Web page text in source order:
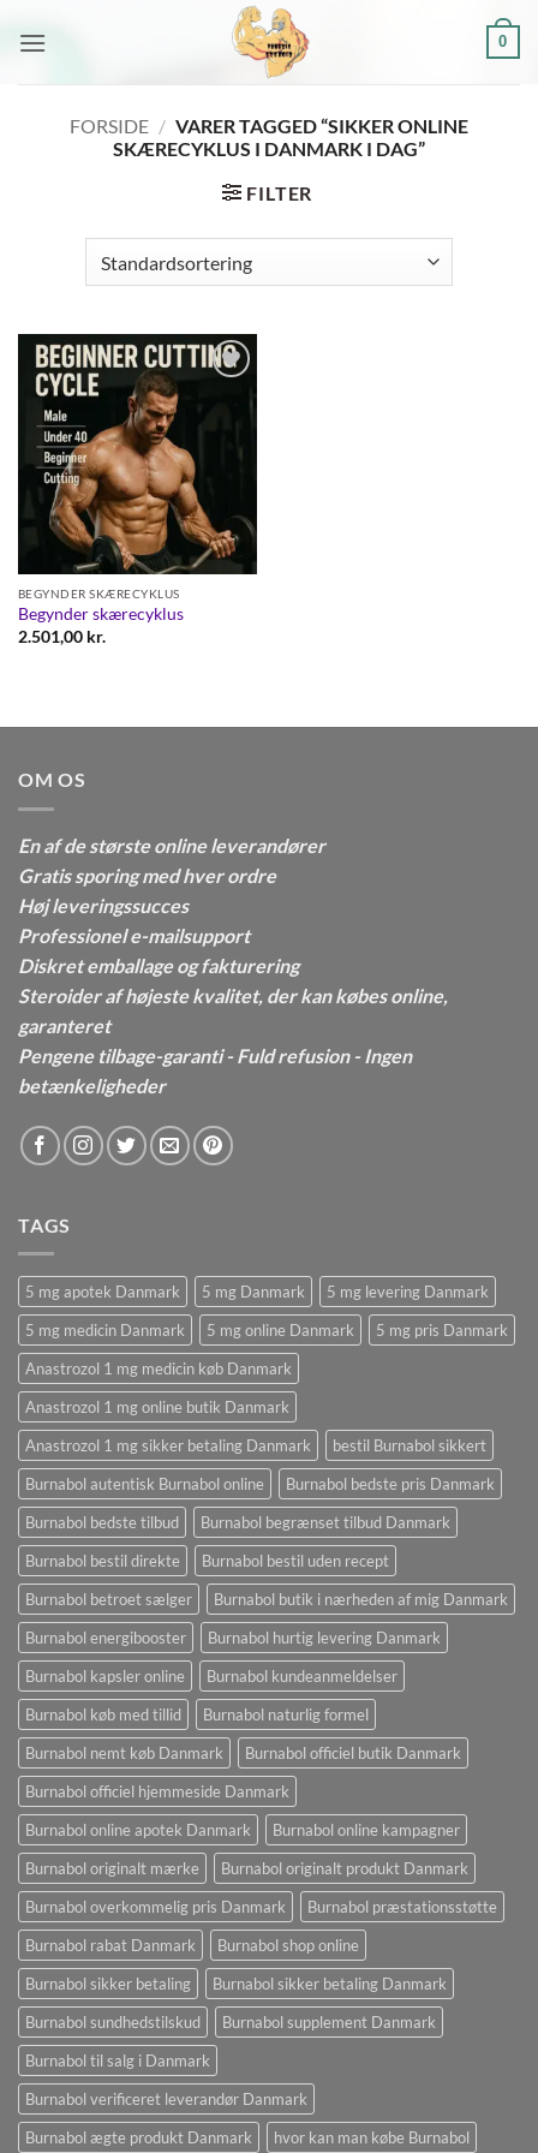
0
FORSIDE / VARER TAGGED “SIKKER ONLINE
SKÆRECYKLUS I DANMARK I DAG”
FILTER
BEGYNDER SKÆRECYKLUS
Begynder skærecyklus
2.501,00 kr.
OM OS
En af de største online leverandører
Gratis sporing med hver ordre
Høj leveringssucces
Professionel e-mailsupport
Diskret emballage og fakturering
Steroider af højeste kvalitet, der kan købes online,
garanteret
Pengene tilbage-garanti - Fuld refusion - Ingen
betænkeligheder
TAGS
5 mg apotek Danmark 5 mg Danmark
5 mg levering Danmark
5 mg medicin Danmark
5 mg online Danmark
5 mg pris Danmark
Anastrozol 1 mg medicin køb Danmark
Anastrozol 1 mg online butik Danmark
Anastrozol 1 mg sikker betaling Danmark
bestil Burnabol sikkert
Burnabol autentisk Burnabol online
Burnabol bedste pris Danmark
Burnabol bedste tilbud
Burnabol begrænset tilbud Danmark
Burnabol bestil direkte
Burnabol bestil uden recept
Burnabol betroet sælger
Burnabol butik i nærheden af ​​mig Danmark
Burnabol energibooster
Burnabol hurtig levering Danmark
Burnabol kapsler online
Burnabol kundeanmeldelser
Burnabol køb med tillid
Burnabol naturlig formel
Burnabol nemt køb Danmark
Burnabol officiel butik Danmark
Burnabol officiel hjemmeside Danmark
Burnabol online apotek Danmark
Burnabol online kampagner
Burnabol originalt mærke
Burnabol originalt produkt Danmark
Burnabol overkommelig pris Danmark
Burnabol præstationsstøtte
Burnabol rabat Danmark
Burnabol shop online
Burnabol sikker betaling
Burnabol sikker betaling Danmark
Burnabol sundhedstilskud
Burnabol supplement Danmark
Burnabol til salg i Danmark
Burnabol verificeret leverandør Danmark
Burnabol ægte produkt Danmark
hvor kan man købe Burnabol